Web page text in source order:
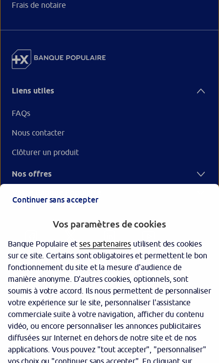
Frais de notaire
Liens utiles
FAQs
Nous contacter
Clôturer un produit
Nos offres
Garantie des dépôts
Protection des données personnelles
Politique cookies
Sécurité
Continuer sans accepter
Vos paramètres de cookies
Banque Populaire etses partenaires utilisent des cookies
sur ce site. Certains sont obligatoires et permettent le bon
fonctionnement du site et la mesure d'audience de
manière anonyme. D'autres cookies, optionnels, sont
soumis à votre accord. Ils nous permettent de personnaliser
votre expérience sur le site, personnaliser l'assistance
commerciale suite à votre navigation, afficher du contenu
vidéo, ou encore personnaliser les annonces publicitaires
diffusées sur Internet en dehors de notre site et de nos
applications. Vous pouvez "tout accepter", "personnaliser"
vos choix ou "continuer sans accepter". En cliquant sur